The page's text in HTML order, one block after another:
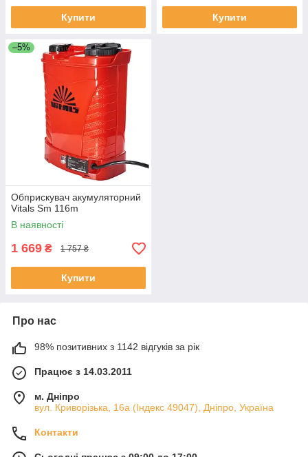
Купити Купити
–5%
Обприскувач акумуляторний
Vitals Sm 116m
В наявності
1 669 ₴ 1 757 ₴
Купити
Про нас
98% позитивних з 1142 відгуків за рік
Працює з 14.03.2011
м. Дніпро
вул. Криворізька, 16а (Індекс 49047), Дніпро, Україна
Контакти